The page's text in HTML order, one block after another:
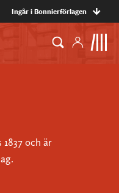
Ingår i Bonnierförlagen
och är